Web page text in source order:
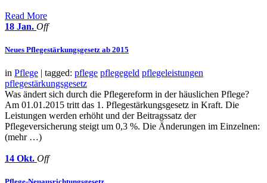
Read More
18 Jan. Off
Neues Pflegestärkungsgesetz ab 2015
in Pflege | tagged: pflege pflegegeld pflegeleistungen
pflegestärkungsgesetz
Was ändert sich durch die Pflegereform in der häuslichen Pflege?
Am 01.01.2015 tritt das 1. Pflegestärkungsgesetz in Kraft. Die
Leistungen werden erhöht und der Beitragssatz der
Pflegeversicherung steigt um 0,3 %. Die Änderungen im Einzelnen:
(mehr …)
14 Okt. Off